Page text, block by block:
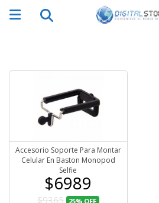
Accesorio Soporte Para Montar
Celular En Baston Monopod
Selfie
$6989
$9365 25% OFF